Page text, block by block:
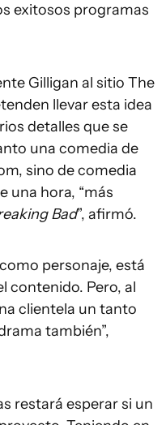
exitosos programas
Gilligan al sitio The
llevar esta idea
detalles que se
una comedia de
sino de comedia
una hora, “más
Bad”, afirmó.
personaje, está
contenido. Pero, al
clientela un tanto
también”,
restará esperar si un